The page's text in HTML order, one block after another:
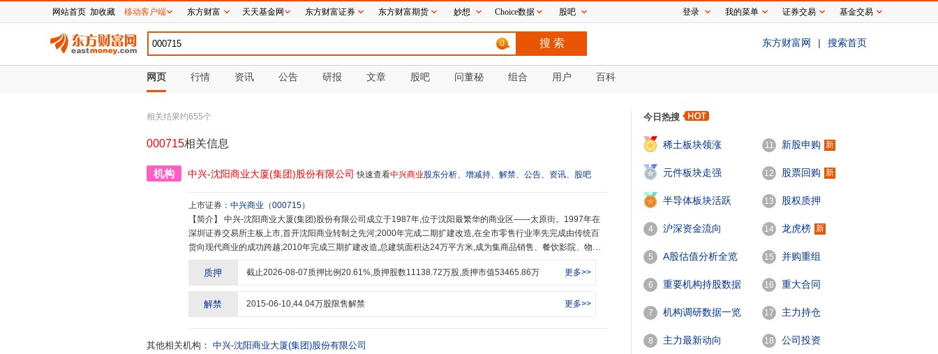
0 东方财富网 | 搜索首页
网页 行情 资讯 公告 研报 文章 股吧 问董秘 组合 用户 百科
相关结果约655个
000715相关信息
机构 中兴-沈阳商业大厦(集团)股份有限公司 快速查看中兴商业股东分析、 增减持、 解禁、 公告、 资讯、 股吧
上市证券： 中兴商业 （000715）
【简介】
深圳证券交易所主板上市,首开沈阳商业转制之先河;2000年完成二期扩建改造,在全市零售行业率先完成由传统百
货向现代商业的成功跨越;2010年完成三期扩建改造,总建筑面积达24万平方米,成为集商品销售、餐饮影院、物业
心双重功能,单体经营规模和销售多年位居全国前列。2019年,辽宁方大集团实业有限公司成为公司第一大股东,中
子公司,东乡族自治县方大盛东包装制作有限公司、甘肃临夏东乡族自治县盛东海力麦食品制作有限公司2家孙公司
能设施,风尚美食、美食街区经营中外品牌餐饮数十家及百余种东北风味名吃。中兴以“诚信为本,追求卓越”为企业
质押 截止2026-08-07质押比例20.61%,质押股数11138.72万股,质押市值53465.86万 更多>>
解禁 2015-06-10,44.04万股限售解禁 更多>>
其他相关机构： 中兴-沈阳商业大厦(集团)股份有限公司
今日热搜
稀土板块领涨
2
元件板块走强
3
半导体板块活跃
4 沪深资金流向
5 A股估值分析全览
6 重要机构持股数据
7 机构调研数据一览
8 主力最新动向
11 新股申购 新
12 股票回购 新
13 股权质押
14 龙虎榜 新
15 并购重组
16 重大合同
17 主力持仓
18 公司投资
网站首页 加收藏 移动客户端 东方财富 天天基金网 东方财富证券 东方财富期货 妙想 Choice数据 股吧 登录 我的菜单 证券交易 基金交易